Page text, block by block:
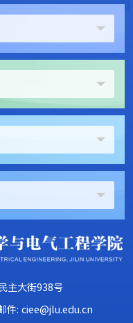
主大街938号
件: ciee@jlu.edu.cn